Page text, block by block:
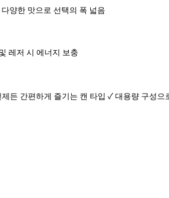
다양한 맛으로 선택의 폭 넓음
레저 시 에너지 보충
든 간편하게 즐기는 캔 타입 ✓ 대용량 구성으